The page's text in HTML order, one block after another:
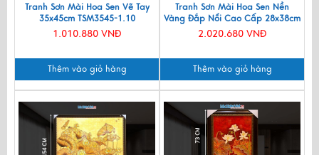
Tranh Sơn Mài Hoa Sen Vẽ Tay
35x45cm TSM3545-1.10
1.010.880 VNĐ
Thêm vào giỏ hàng
Tranh Sơn Mài Hoa Sen Nền
Vàng Đắp Nổi Cao Cấp 28x38cm
TSMDH2838-2.1
2.020.680 VNĐ
Thêm vào giỏ hàng